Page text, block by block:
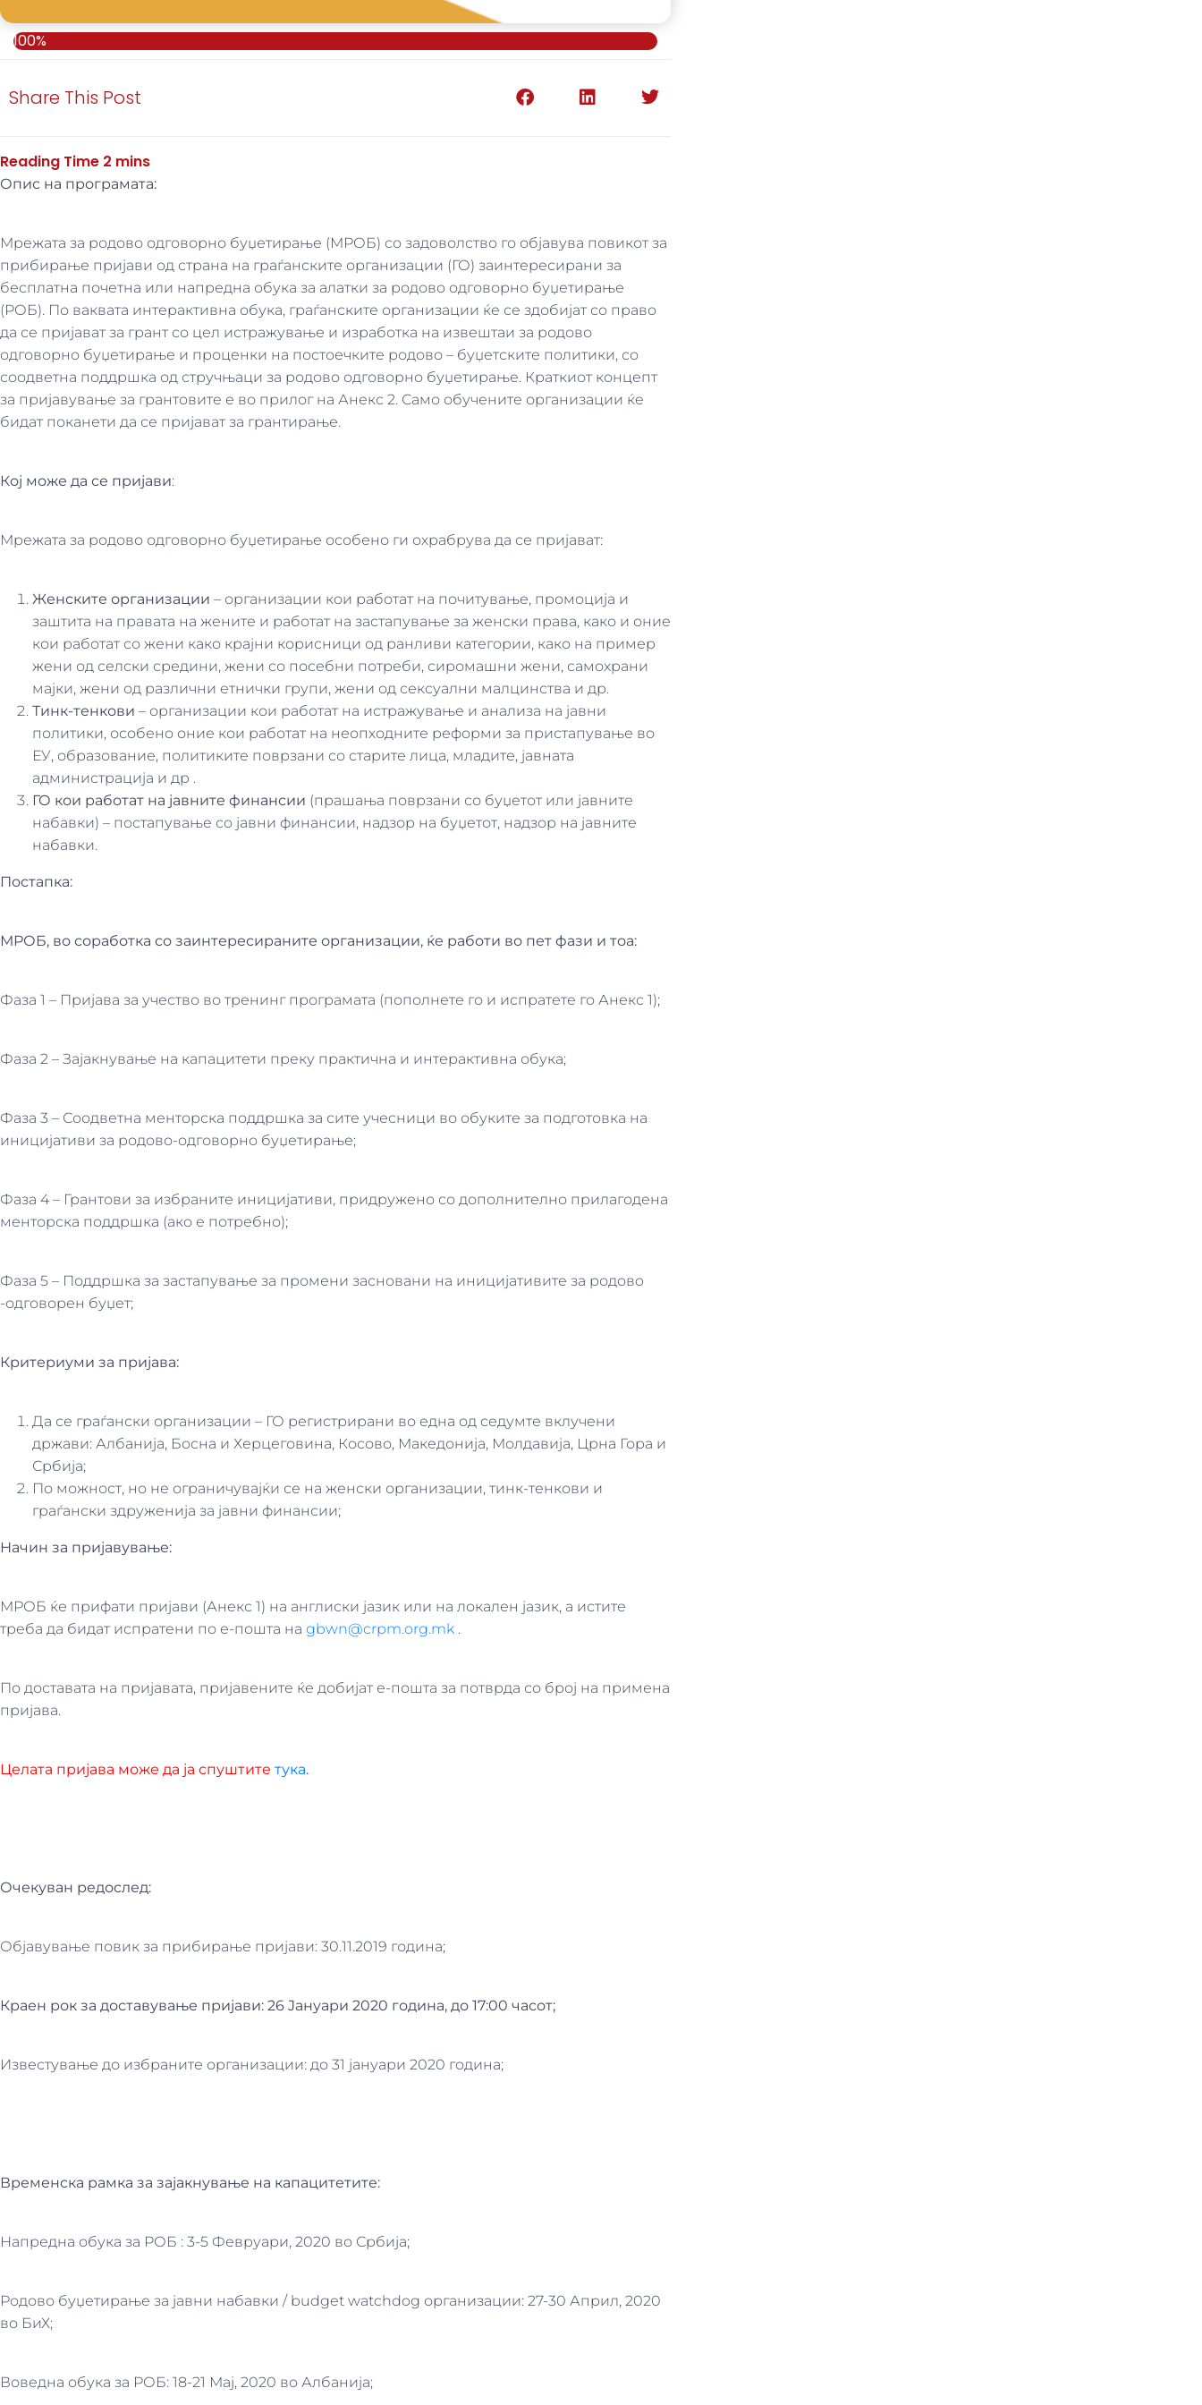
100%
Share This Post
Опис на програмата:
Мрежата за родово одговорно буџетирање (МРОБ) со задоволство го објавува повикот за
прибирање пријави од страна на граѓанските организации (ГО) заинтересирани за
бесплатна почетна или напредна обука за алатки за родово одговорно буџетирање
(РОБ). По ваквата интерактивна обука, граѓанските организации ќе се здобијат со право
да се пријават за грант со цел истражување и изработка на извештаи за родово
одговорно буџетирање и проценки на постоечките родово – буџетските политики, со
соодветна поддршка од стручњаци за родово одговорно буџетирање. Краткиот концепт
за пријавување за грантовите е во прилог на Анекс 2. Само обучените организации ќе
бидат поканети да се пријават за грантирање.
Кој може да се пријави:
Мрежата за родово одговорно буџетирање особено ги охрабрува да се пријават:
Женските организации – организации кои работат на почитување, промоција и
заштита на правата на жените и работат на застапување за женски права, како и оние
кои работат со жени како крајни корисници од ранливи категории, како на пример
жени од селски средини, жени со посебни потреби, сиромашни жени, самохрани
мајки, жени од различни етнички групи, жени од сексуални малцинства и др.
Тинк-тенкови – организации кои работат на истражување и анализа на јавни
политики, особено оние кои работат на неопходните реформи за пристапување во
ЕУ, образование, политиките поврзани со старите лица, младите, јавната
администрација и др .
ГО кои работат на јавните финансии (прашања поврзани со буџетот или јавните
набавки) – постапување со јавни финансии, надзор на буџетот, надзор на јавните
набавки.
Постапка:
МРОБ, во соработка со заинтересираните организации, ќе работи во пет фази и тоа:
Фаза 1 – Пријава за учество во тренинг програмата (пополнете го и испратете го Анекс 1);
Фаза 2 – Зајакнување на капацитети преку практична и интерактивна обука;
Фаза 3 – Соодветна менторска поддршка за сите учесници во обуките за подготовка на
иницијативи за родово-одговорно буџетирање;
Фаза 4 – Грантови за избраните иницијативи, придружено со дополнително прилагодена
менторска поддршка (ако е потребно);
Фаза 5 – Поддршка за застапување за промени засновани на иницијативите за родовo
-одговорен буџет;
Критериуми за пријава:
Да се граѓански организации – ГО регистрирани во една од седумте вклучени
држави: Албанија, Босна и Херцеговина, Косово, Македонија, Молдавија, Црна Гора и
Србија;
По можност, но не ограничувајќи се на женски организации, тинк-тенкови и
граѓански здруженија за јавни финансии;
Начин за пријавување:
МРОБ ќе прифати пријави (Анекс 1) на англиски јазик или на локален јазик, а истите
треба да бидат испратени по е-пошта на gbwn@crpm.org.mk .
По доставата на пријавата, пријавените ќе добијат е-пошта за потврда со број на примена
пријава.
Целата пријава може да ја спуштите тука.
Очекуван редослед:
Објавување повик за прибирање пријави: 30.11.2019 година;
Краен рок за доставување пријави: 26 Jануари 2020 година, до 17:00 часот;
Известување до избраните организации: до 31 јануари 2020 година;
Временска рамка за зајакнување на капацитетите:
Напредна обука за РОБ : 3-5 Февруари, 2020 во Србија;
Родово буџетирање за јавни набавки / budget watchdog организации: 27-30 Април, 2020
во БиХ;
Воведна обука за РОБ: 18-21 Мај, 2020 во Албанија;